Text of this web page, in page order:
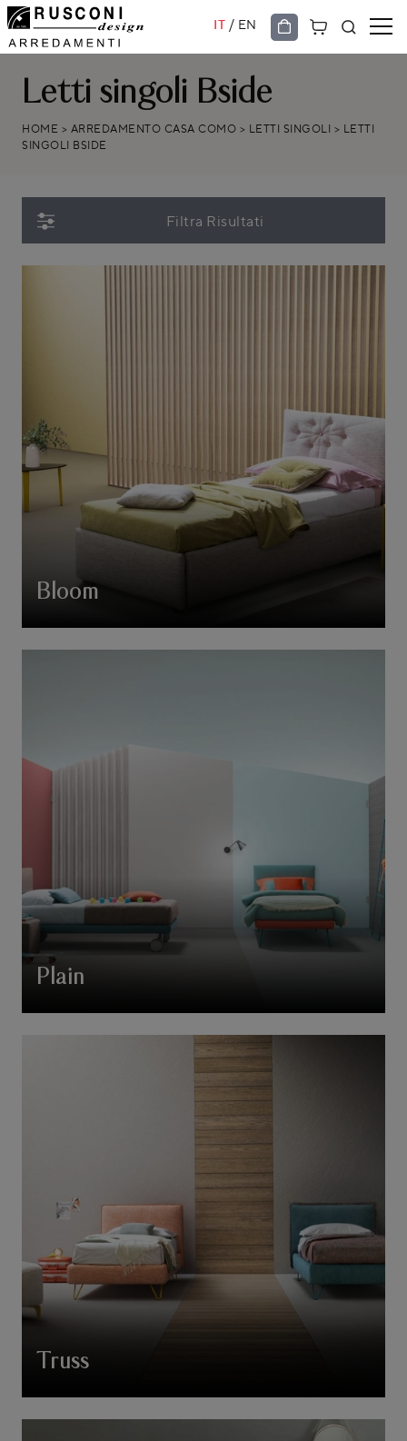
IT / EN
Letti singoli Bside
HOME > ARREDAMENTO CASA COMO > LETTI SINGOLI > LETTI
SINGOLI BSIDE
Filtra Risultati
Bloom
Plain
Truss